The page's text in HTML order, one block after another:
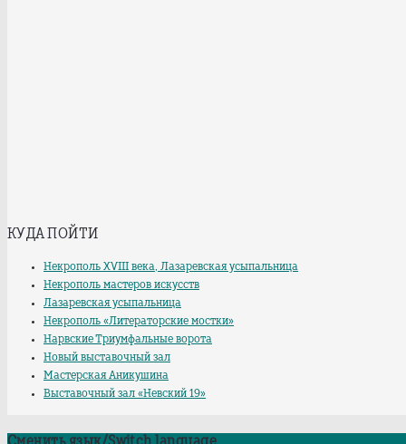
КУДА ПОЙТИ
Некрополь XVIII века, Лазаревская усыпальница
Некрополь мастеров искусств
Лазаревская усыпальница
Некрополь «Литераторские мостки»
Нарвские Триумфальные ворота
Новый выставочный зал
Мастерская Аникушина
Выставочный зал «Невский 19»